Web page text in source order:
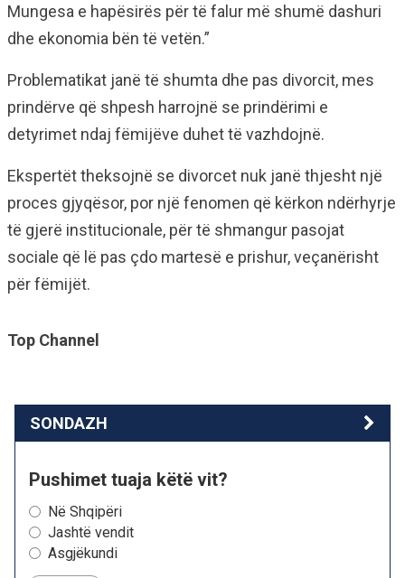
Mungesa e hapësirës për të falur më shumë dashuri
dhe ekonomia bën të vetën.”
Problematikat janë të shumta dhe pas divorcit, mes
prindërve që shpesh harrojnë se prindërimi e
detyrimet ndaj fëmijëve duhet të vazhdojnë.
Ekspertët theksojnë se divorcet nuk janë thjesht një
proces gjyqësor, por një fenomen që kërkon ndërhyrje
të gjerë institucionale, për të shmangur pasojat
sociale që lë pas çdo martesë e prishur, veçanërisht
për fëmijët.
Top Channel
SONDAZH
Pushimet tuaja këtë vit?
Në Shqipëri
Jashtë vendit
Asgjëkundi